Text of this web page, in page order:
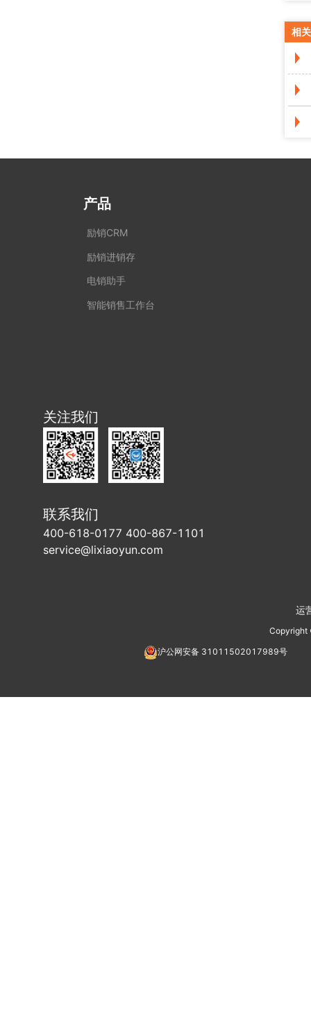
相
产品
励销CRM
励销进销存
电销助手
智能销售工作台
关注我们
联系我们
400-618-0177 400-867-1101
service@lixiaoyun.com
运
沪公网安备 31011502017989号